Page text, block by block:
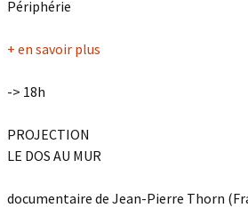
Périphérie
+ en savoir plus
-> 18h
PROJECTION
LE DOS AU MUR
documentaire de Jean-Pierre Thorn